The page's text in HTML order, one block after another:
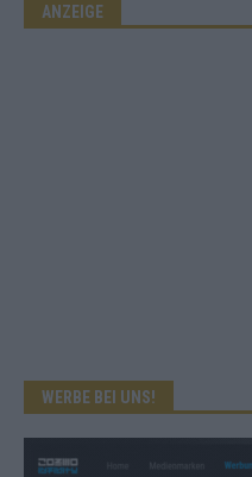
ANZEIGE
WERBE BEI UNS!